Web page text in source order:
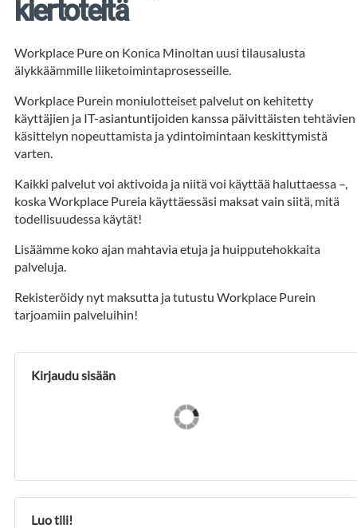
kiertoteitä
Workplace Pure on Konica Minoltan uusi tilausalusta
älykkäämmille liiketoimintaprosesseille.
Workplace Purein moniulotteiset palvelut on kehitetty
käyttäjien ja IT-asiantuntijoiden kanssa päivittäisten tehtävien
käsittelyn nopeuttamista ja ydintoimintaan keskittymistä
varten.
Kaikki palvelut voi aktivoida ja niitä voi käyttää haluttaessa –,
koska Workplace Pureia käyttäessäsi maksat vain siitä, mitä
todellisuudessa käytät!
Lisäämme koko ajan mahtavia etuja ja huipputehokkaita
palveluja.
Rekisteröidy nyt maksutta ja tutustu Workplace Purein
tarjoamiin palveluihin!
Kirjaudu sisään
Luo tili!